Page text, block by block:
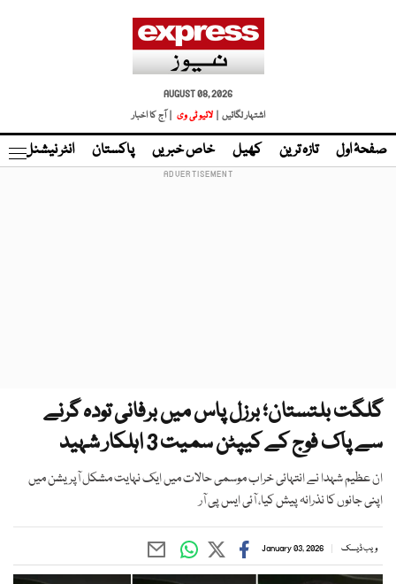
AUGUST 08, 2026
اشتہار لگائیں |
لائیو ٹی وی | آج کا اخبار
صفحۂ اول تازہ ترین کھیل خاص خبریں پاکستان انٹر نیشنل
گلگت بلتستان؛ برزل پاس میں برفانی تودہ گرنے
سے پاک فوج کے کیپٹن سمیت 3 اہلکار شہید
ان عظیم شہدا نے انتہائی خراب موسمی حالات میں ایک نہایت مشکل آپریشن میں
اپنی جانوں کا نذرانہ پیش کیا، آئی ایس پی آر
ویب ڈیسک January 03, 2026